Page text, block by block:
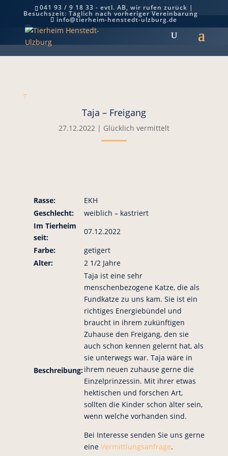
041 93 / 9 18 33 - evtl. AB, wir rufen zurück |
Besuchszeit: Täglich nach vorheriger Vereinbarung
info@tierheim-henstedt-ulzburg.de
Taja – Freigang
7
Taja – Freigang
27.12.2022| Glücklich vermittelt
Rasse:
EKH
Geschlecht:
weiblich – kastriert
Im Tierheim
seit:
07.12.2022
Farbe:
getigert
Alter:
2 1/2 Jahre
Beschreibung:
Taja ist eine sehr
menschenbezogene Katze, die als
Fundkatze zu uns kam. Sie ist ein
richtiges Energiebündel und
braucht in ihrem zukünftigen
Zuhause den Freigang, den sie
auch schon kennen gelernt hat, als
sie unterwegs war. Taja wäre in
ihrem neuen zuhause gerne die
Einzelprinzessin. Mit ihrer etwas
hektischen und forschen Art,
sollten die Kinder schon älter sein,
wenn welche vorhanden sind.
Bei Interesse senden Sie uns gerne
eine Vermittlungsanfrage.